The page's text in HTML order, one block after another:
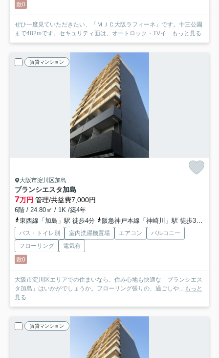
敷0
ぜひ一度見ていただきたい、「ＭＪＣ大阪ラフィーネ」です。十三公園
まで482mです。セキュリティ面は、オートロック・TVイ...
もっと見る
賃貸マンション
大阪市淀川区加島
ブランシエスタ加島
7万円 管理/共益費7,000円
6階 / 24.80㎡ / 1K /築4年
東西線「加島」駅 徒歩4分
阪急神戸本線「神崎川」駅 徒歩30分
バス・トイレ別 室内洗濯機置場 エアコン
バルコニー
フローリング
電気有
敷0
大阪市淀川区エリアでの住まいなら、住み心地も快適な「ブランシエス
タ加島」はいかがでしょうか。フローリング張りの、過ごしや...
もっと
見る
賃貸マンション